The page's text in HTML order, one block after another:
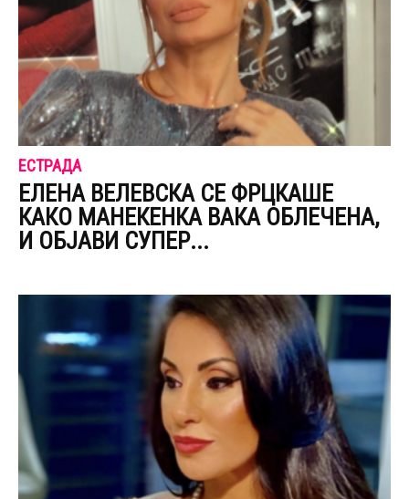
ЕСТРАДА
ЕЛЕНА ВЕЛЕВСКА СЕ ФРЦКАШЕ
КАКО МАНЕКЕНКА ВАКА ОБЛЕЧЕНА,
И ОБЈАВИ СУПЕР...